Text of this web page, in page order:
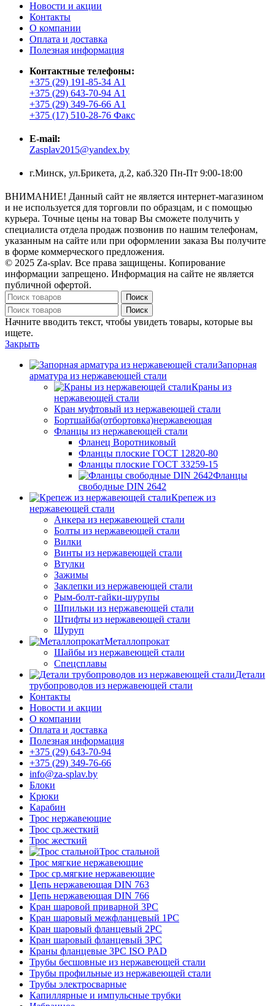
Новости и акции
Контакты
О компании
Оплата и доставка
Полезная информация
Контактные телефоны:
+375 (29) 191-85-34 А1
+375 (29) 643-70-94 А1
+375 (29) 349-76-66 А1
+375 (17) 510-28-76 Факс
E-mail:
Zasplav2015@yandex.by
г.Минск, ул.Брикета, д.2, каб.320 Пн-Пт 9:00-18:00
ВНИМАНИЕ! Данный сайт не является интернет-магазином
и не используется для торговли по образцам, и с помощью
курьера. Точные цены на товар Вы сможете получить у
специалиста отдела продаж позвонив по нашим телефонам,
указанным на сайте или при оформлении заказа Вы получите
в форме коммерческого предложения.
© 2025 Za-splav. Все права защищены. Копирование
информации запрещено. Информация на сайте не является
публичной офертой.
Поиск
Поиск
Начните вводить текст, чтобы увидеть товары, которые вы
ищете.
Закрыть
Запорная
арматура из нержавеющей стали
Краны из
нержавеющей стали
Кран муфтовый из нержавеющей стали
Бортшайба(отбортовка)нержавеющая
Фланцы из нержавеющей стали
Фланец Воротниковый
Фланцы плоские ГОСТ 12820-80
Фланцы плоские ГОСТ 33259-15
Фланцы
свободные DIN 2642
Крепеж из
нержавеющей стали
Анкера из нержавеющей стали
Болты из нержавеющей стали
Вилки
Винты из нержавеющей стали
Втулки
Зажимы
Заклепки из нержавеющей стали
Рым-болт-гайки-шурупы
Шпильки из нержавеющей стали
Штифты из нержавеющей стали
Шуруп
Металлопрокат
Шайбы из нержавеющей стали
Спецсплавы
Детали
трубопроводов из нержавеющей стали
Контакты
Новости и акции
О компании
Оплата и доставка
Полезная информация
+375 (29) 643-70-94
+375 (29) 349-76-66
info@za-splav.by
Блоки
Крюки
Карабин
Трос нержавеющие
Трос ср.жесткий
Трос жесткий
Трос стальной
Трос мягкие нержавеющие
Трос ср.мягкие нержавеющие
Цепь нержавеющая DIN 763
Цепь нержавеющая DIN 766
Кран шаровой приварной 3PC
Кран шаровый межфланцевый 1PC
Кран шаровый фланцевый 2PC
Кран шаровый фланцевый 3PC
Краны фланцевые 3PC ISO PAD
Трубы бесшовные из нержавеющей стали
Трубы профильные из нержавеющей стали
Трубы электросварные
Капиллярные и импульсные трубки